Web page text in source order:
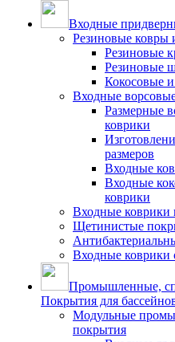
Входные
Резиновые ковры
Резиновые
Резиновые
Кокосовые
Входные
Размерные
коврики
размеров
Входные
Входные
коврики
Входные
Щетинистые
Входные коврики
Промышленные,
Покрытия для
Модульные
покрытия